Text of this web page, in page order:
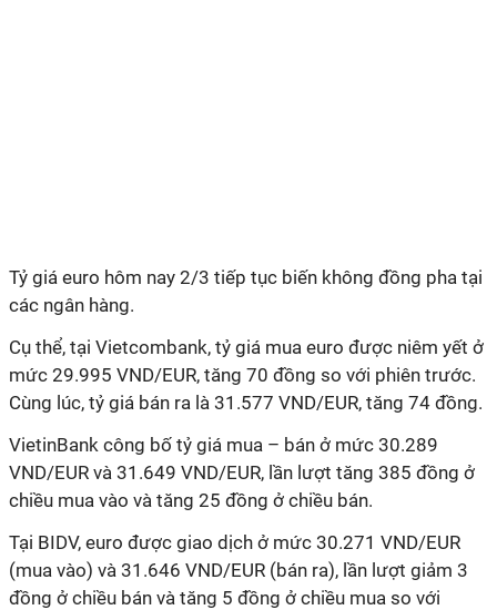
Tỷ giá euro hôm nay 2/3 tiếp tục biến không đồng pha tại
các ngân hàng.
Cụ thể, tại Vietcombank, tỷ giá mua euro được niêm yết ở
mức 29.995 VND/EUR, tăng 70 đồng so với phiên trước.
Cùng lúc, tỷ giá bán ra là 31.577 VND/EUR, tăng 74 đồng.
VietinBank công bố tỷ giá mua – bán ở mức 30.289
VND/EUR và 31.649 VND/EUR, lần lượt tăng 385 đồng ở
chiều mua vào và tăng 25 đồng ở chiều bán.
Tại BIDV, euro được giao dịch ở mức 30.271 VND/EUR
(mua vào) và 31.646 VND/EUR (bán ra), lần lượt giảm 3
đồng ở chiều bán và tăng 5 đồng ở chiều mua so với